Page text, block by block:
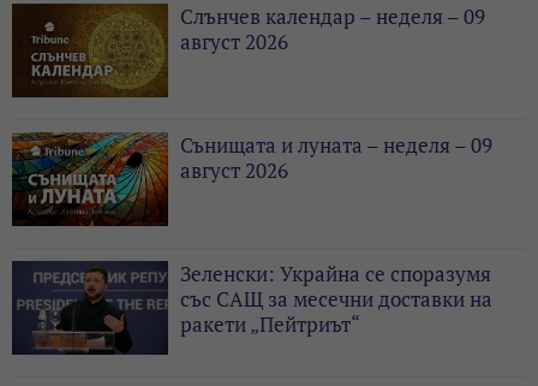
Слънчев календар – неделя – 09
август 2026
Сънищата и луната – неделя – 09
август 2026
Зеленски: Украйна се споразумя
със САЩ за месечни доставки на
ракети „Пейтриът“